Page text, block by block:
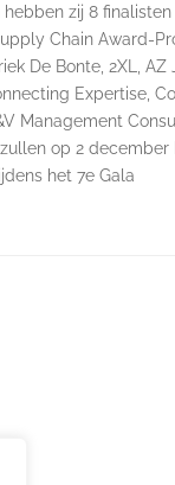
zij 8
Chain Award-
De Bonte, 2XL,
Expertise,
Management
op 2
het 7e Gala